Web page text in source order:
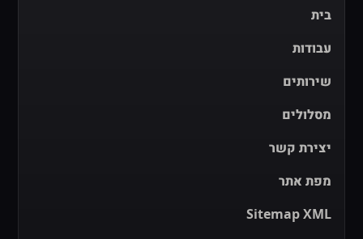
בית
עבודות
שירותים
מסלולים
יצירת קשר
מפת אתר
Sitemap XML